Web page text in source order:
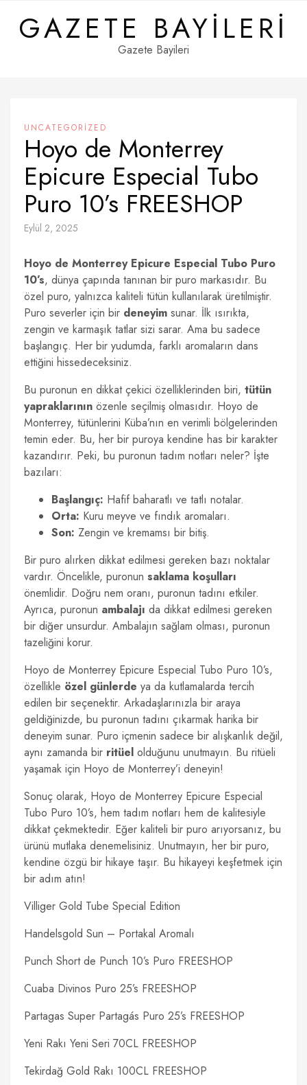
contentGAZETE BAYILERI
Gazete Bayileri
UNCATEGORIZED
Hoyo de Monterrey
Epicure Especial Tubo
Puro 10’s FREESHOP
Eylül 2, 2025
Hoyo de Monterrey Epicure Especial Tubo Puro
10’s, dünya çapında tanınan bir puro markasıdır. Bu
özel puro, yalnızca kaliteli tütün kullanılarak üretilmiştir.
Puro severler için bir deneyim sunar. İlk ısırıkta,
zengin ve karmaşık tatlar sizi sarar. Ama bu sadece
başlangıç. Her bir yudumda, farklı aromaların dans
ettiğini hissedeceksiniz.
Bu puronun en dikkat çekici özelliklerinden biri, tütün
yapraklarının özenle seçilmiş olmasıdır. Hoyo de
Monterrey, tütünlerini Küba’nın en verimli bölgelerinden
temin eder. Bu, her bir puroya kendine has bir karakter
kazandırır. Peki, bu puronun tadım notları neler? İşte
bazıları:
Başlangıç: Hafif baharatlı ve tatlı notalar.
Orta: Kuru meyve ve fındık aromaları.
Son: Zengin ve kremamsı bir bitiş.
Bir puro alırken dikkat edilmesi gereken bazı noktalar
vardır. Öncelikle, puronun saklama koşulları
önemlidir. Doğru nem oranı, puronun tadını etkiler.
Ayrıca, puronun ambalajı da dikkat edilmesi gereken
bir diğer unsurdur. Ambalajın sağlam olması, puronun
tazeliğini korur.
Hoyo de Monterrey Epicure Especial Tubo Puro 10’s,
özellikle özel günlerde ya da kutlamalarda tercih
edilen bir seçenektir. Arkadaşlarınızla bir araya
geldiğinizde, bu puronun tadını çıkarmak harika bir
deneyim sunar. Puro içmenin sadece bir alışkanlık değil,
aynı zamanda bir ritüel olduğunu unutmayın. Bu ritüeli
yaşamak için Hoyo de Monterrey’i deneyin!
Sonuç olarak, Hoyo de Monterrey Epicure Especial
Tubo Puro 10’s, hem tadım notları hem de kalitesiyle
dikkat çekmektedir. Eğer kaliteli bir puro arıyorsanız, bu
ürünü mutlaka denemelisiniz. Unutmayın, her bir puro,
kendine özgü bir hikaye taşır. Bu hikayeyi keşfetmek için
bir adım atın!
Villiger Gold Tube Special Edition
Handelsgold Sun – Portakal Aromalı
Punch Short de Punch 10’s Puro FREESHOP
Cuaba Divinos Puro 25’s FREESHOP
Partagas Super Partagás Puro 25’s FREESHOP
Yeni Rakı Yeni Seri 70CL FREESHOP
Tekirdağ Gold Rakı 100CL FREESHOP